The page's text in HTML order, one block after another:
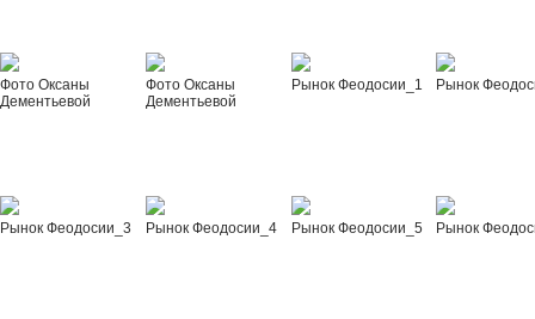
Фото Оксаны
Дементьевой
Фото Оксаны
Дементьевой
Рынок Феодосии_1 Рынок
Рынок Феодосии_3 Рынок Феодосии_4 Рынок Феодосии_5 Рынок